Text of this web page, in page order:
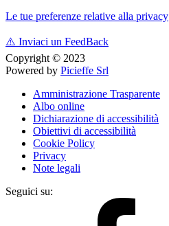
Le tue preferenze relative alla privacy
⚠️ Inviaci un FeedBack
Copyright © 2023
Powered by Picieffe Srl
Amministrazione Trasparente
Albo online
Dichiarazione di accessibilità
Obiettivi di accessibilità
Cookie Policy
Privacy
Note legali
Seguici su: